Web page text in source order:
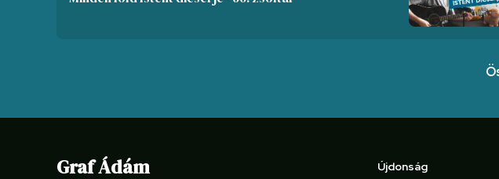
Graf Ádám Újdonság